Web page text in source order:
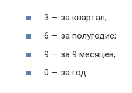
3 — за квартал;
6 — за полугодие;
9 — за 9 месяцев;
0 — за год.